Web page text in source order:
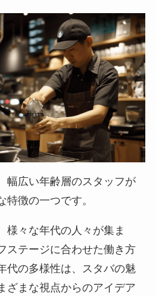
幅広い年齢層のスタッフが
徴の一つです。
様々な年代の人々が集ま
ステージに合わせた働き方
代の多様性は、スタバの魅
ざまな視点からのアイデア